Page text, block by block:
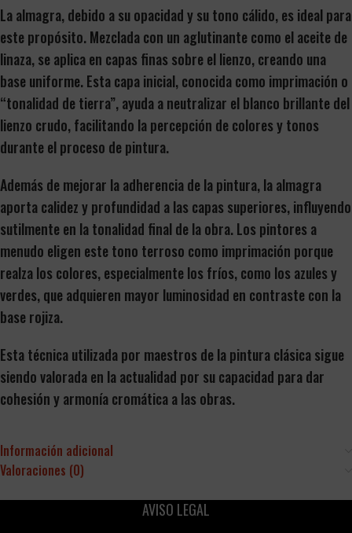
La almagra, debido a su opacidad y su tono cálido, es ideal para
este propósito. Mezclada con un aglutinante como el aceite de
linaza, se aplica en capas finas sobre el lienzo, creando una
base uniforme. Esta capa inicial, conocida como imprimación o
“tonalidad de tierra”, ayuda a neutralizar el blanco brillante del
lienzo crudo, facilitando la percepción de colores y tonos
durante el proceso de pintura.
Además de mejorar la adherencia de la pintura, la almagra
aporta calidez y profundidad a las capas superiores, influyendo
sutilmente en la tonalidad final de la obra. Los pintores a
menudo eligen este tono terroso como imprimación porque
realza los colores, especialmente los fríos, como los azules y
verdes, que adquieren mayor luminosidad en contraste con la
base rojiza.
Esta técnica utilizada por maestros de la pintura clásica sigue
siendo valorada en la actualidad por su capacidad para dar
cohesión y armonía cromática a las obras.
Información adicional
Valoraciones (0)
AVISO LEGAL